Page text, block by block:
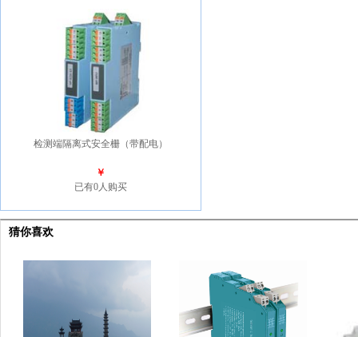
检测端隔离式安全栅（带配电）
￥
已有0人购买
猜你喜欢